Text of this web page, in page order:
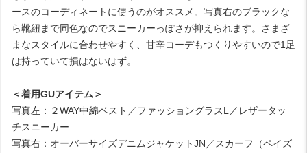
ースのコーディネートに使うのがオススメ。写真右のブラックな
ら靴紐まで同色なのでスニーカーっぽさが抑えられます。さまざ
まなスタイルに合わせやすく、甘辛コーデもつくりやすいので1足
は持っていて損はないはず。
＜着用GUアイテム＞
写真左：２WAY中綿ベスト／ファッショングラスL／レザータッ
チスニーカー
写真右：オーバーサイズデニムジャケットJN／スカーフ（ペイズ